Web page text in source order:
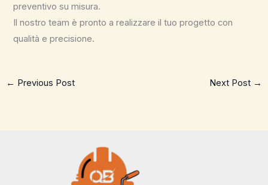
preventivo su misura.
Il nostro team è pronto a realizzare il tuo progetto con
qualità e precisione.
← Previous Post Next Post →